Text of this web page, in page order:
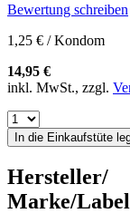
Bewertung schreiben
1,25 € / Kondom
14,95 €
inkl. MwSt., zzgl.
In die Einkaufstüte
Hersteller/
Marke/Label